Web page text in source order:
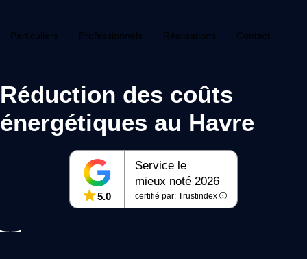
Particuliers Professionnels Réalisations Contact
Réduction des coûts
énergétiques au Havre
5.0
Service le
mieux noté 2026
certifié par: Trustindex